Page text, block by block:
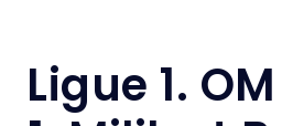
Ligue 1.